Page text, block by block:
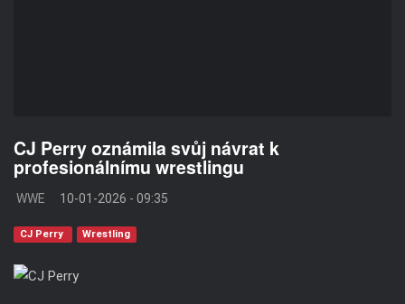
CJ Perry oznámila svůj návrat k
profesionálnímu wrestlingu
WWE 10-01-2026 - 09:35
CJ Perry Wrestling